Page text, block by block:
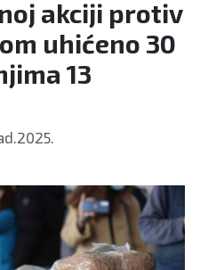
akciji protiv
uhićeno 30
13